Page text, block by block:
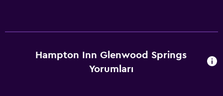
Hampton Inn Glenwood Springs
Yorumları